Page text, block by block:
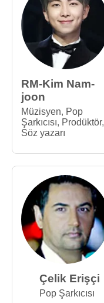
RM-Kim Nam-
joon
Müzisyen, Pop
Şarkıcısı, Prodüktör,
Söz yazarı
Çelik Erişçi
Pop Şarkıcısı